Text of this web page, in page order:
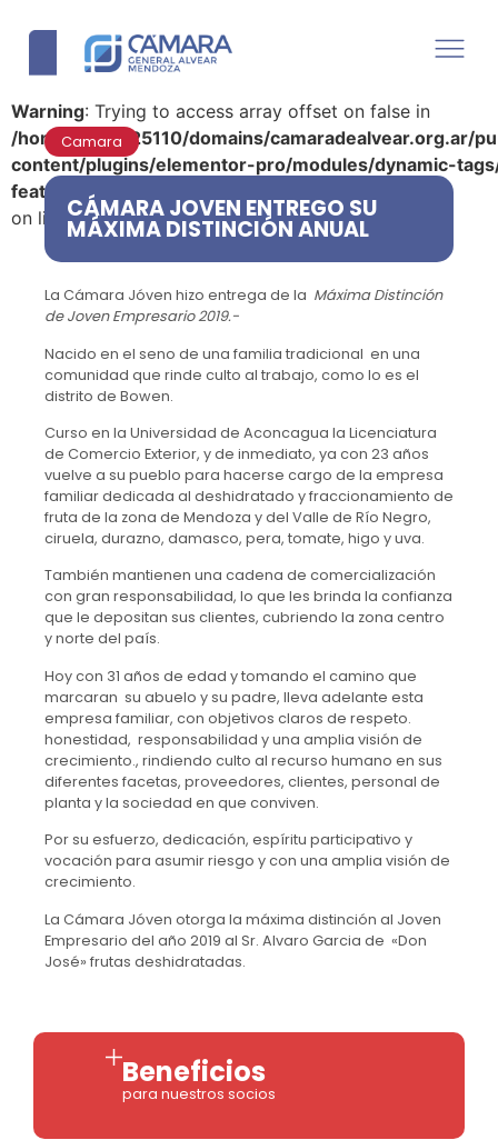
Warning: Trying to access array offset on false in
/home/u290125110/domains/camaradealvear.org.ar/
content/plugins/elementor-pro/modules/dynamic-
featured-image.php
on line 39
Camara
CÁMARA JOVEN ENTREGO SU
MÁXIMA DISTINCIÓN ANUAL
La Cámara Jóven hizo entrega de la Máxima Distinción
de Joven Empresario 2019.-
Nacido en el seno de una familia tradicional en una
comunidad que rinde culto al trabajo, como lo es el
distrito de Bowen.
Curso en la Universidad de Aconcagua la Licenciatura
de Comercio Exterior, y de inmediato, ya con 23 años
vuelve a su pueblo para hacerse cargo de la empresa
familiar dedicada al deshidratado y fraccionamiento de
fruta de la zona de Mendoza y del Valle de Río Negro,
ciruela, durazno, damasco, pera, tomate, higo y uva.
También mantienen una cadena de comercialización
con gran responsabilidad, lo que les brinda la confianza
que le depositan sus clientes, cubriendo la zona centro
y norte del país.
Hoy con 31 años de edad y tomando el camino que
marcaran su abuelo y su padre, lleva adelante esta
empresa familiar, con objetivos claros de respeto.
honestidad, responsabilidad y una amplia visión de
crecimiento., rindiendo culto al recurso humano en sus
diferentes facetas, proveedores, clientes, personal de
planta y la sociedad en que conviven.
Por su esfuerzo, dedicación, espíritu participativo y
vocación para asumir riesgo y con una amplia visión de
crecimiento.
La Cámara Jóven otorga la máxima distinción al Joven
Empresario del año 2019 al Sr. Alvaro Garcia de «Don
José» frutas deshidratadas.
Beneficios
para nuestros socios